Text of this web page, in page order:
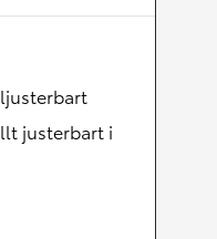
justerbart i